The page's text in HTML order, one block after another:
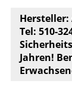
Hersteller:
Tel: 510-
Jahren!